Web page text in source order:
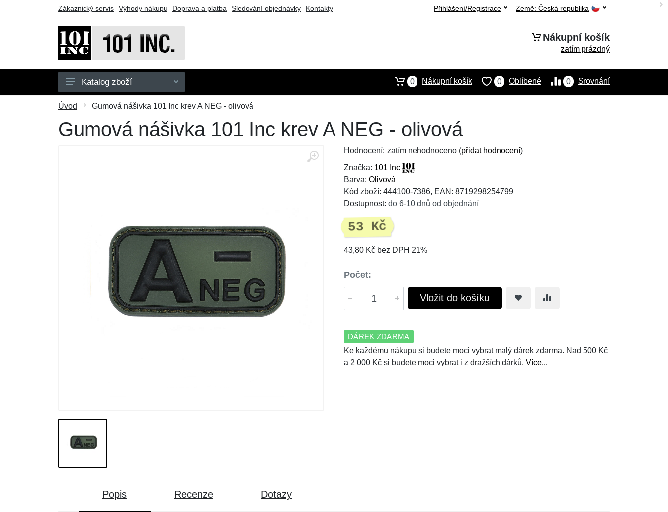
Zákaznický servis Výhody nákupu Doprava a platba Sledování objednávky Kontakty Země: Česká republika
Přihlášení/Registrace
Nákupní košík
zatím prázdný
Pánské
Dětské
Katalog zboží 0 Srovnání
0 Oblíbené
0 Nákupní košík
Úvod Gumová nášivka 101 Inc krev A NEG - olivová
Gumová nášivka 101 Inc krev A NEG - olivová
Hodnocení: zatím nehodnoceno (přidat hodnocení)
Značka: 101 Inc
Barva: Olivová
Kód zboží: 444100-7386, EAN: 8719298254799
Dostupnost: do 6-10 dnů od objednání
53 Kč
43,80 Kč bez DPH 21%
Počet:
Vložit do košíku
DÁREK ZDARMA
Ke každému nákupu si budete moci vybrat malý dárek zdarma. Nad 500 Kč
a 2 000 Kč si budete moci vybrat i z dražších dárků. Více...
Popis Recenze Dotazy